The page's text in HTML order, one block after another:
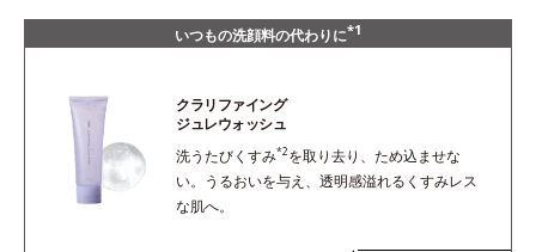
いつもの洗顔料の代わりに*1
クラリファイング
ジュレウォッシュ
洗うたびくすみ*2を取り去り、ため込ませな
い。うるおいを与え、透明感溢れるくすみレス
な肌へ。